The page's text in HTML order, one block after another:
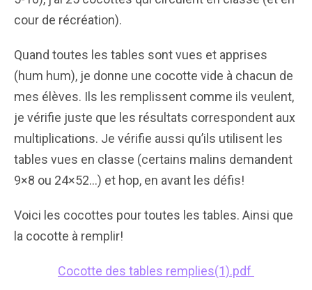
cour de récréation).
Quand toutes les tables sont vues et apprises
(hum hum), je donne une cocotte vide à chacun de
mes élèves. Ils les remplissent comme ils veulent,
je vérifie juste que les résultats correspondent aux
multiplications. Je vérifie aussi qu’ils utilisent les
tables vues en classe (certains malins demandent
9×8 ou 24×52…) et hop, en avant les défis!
Voici les cocottes pour toutes les tables. Ainsi que
la cocotte à remplir!
Cocotte des tables remplies(1).pdf